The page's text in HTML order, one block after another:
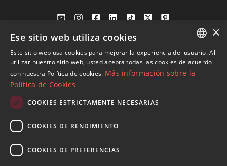
Av. Canovas del Castillo 4
1st Floor, Office 3
29601 Marbella
Ver en mapa
Tel:+34 952 765 138
info@dmproperties.com
ENGLISH
SPANISH
×
Ese sitio web utiliza cookies
Este sitio web usa cookies para mejorar la experiencia del usuario. Al
utilizar nuestro sitio web, usted acepta todas las cookies de acuerdo
con nuestra Política de cookies. Más información sobre la
Política de Cookies
COOKIES ESTRICTAMENTE NECESARIAS
COOKIES DE RENDIMIENTO
COOKIES DE PREFERENCIAS